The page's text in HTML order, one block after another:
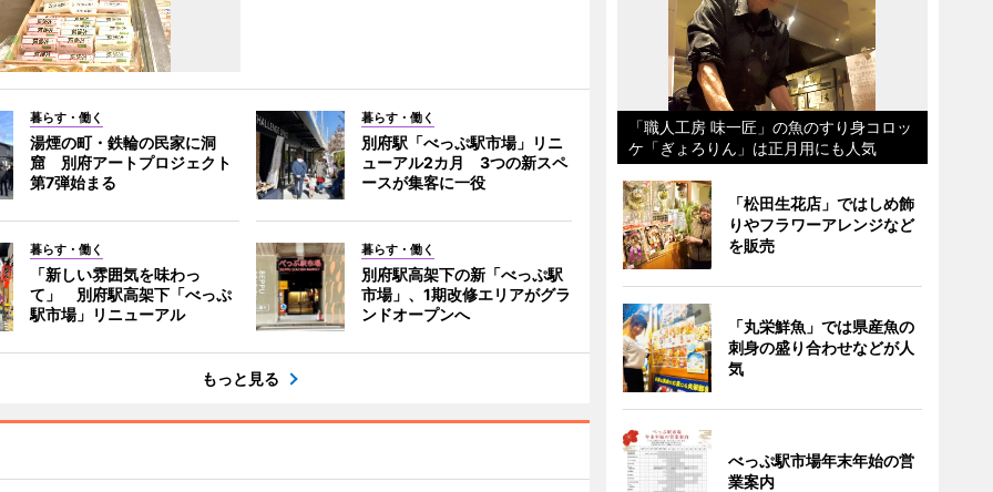
暮らす・働く
湯煙の町・鉄輪の民家に洞
窟 別府アートプロジェクト
第7弾始まる
暮らす・働く
別府駅「べっぷ駅市場」リニ
ューアル2カ月 3つの新スペ
ースが集客に一役
暮らす・働く
「新しい雰囲気を味わっ
て」 別府駅高架下「べっぷ
駅市場」リニューアル
暮らす・働く
別府駅高架下の新「べっぷ駅
市場」、1期改修エリアがグラ
ンドオープンへ
もっと見る
「職人工房 味一匠」の魚のすり身コロッ
ケ「ぎょろりん」は正月用にも人気
「松田生花店」ではしめ飾
りやフラワーアレンジなど
を販売
「丸栄鮮魚」では県産魚の
刺身の盛り合わせなどが人
気
べっぷ駅市場年末年始の営
業案内